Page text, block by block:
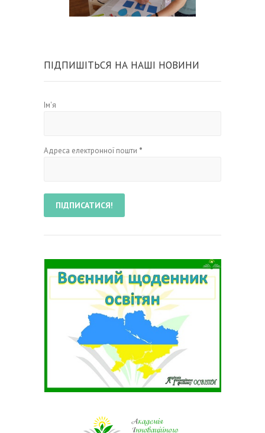
ПІДПИШІТЬСЯ НА НАШІ НОВИНИ
Ім'я
Адреса електронної пошти *